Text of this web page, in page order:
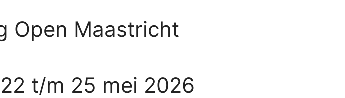
Open Maastricht
t/m 25 mei 2026